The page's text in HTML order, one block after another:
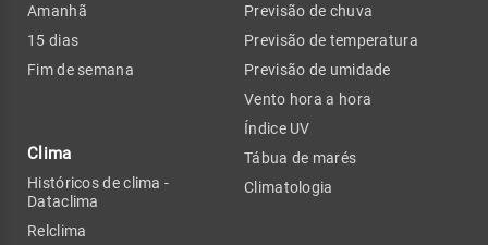
Amanhã
15 dias
Fim de semana
Clima
Históricos de clima -
Dataclima
Relclima
Previsão de chuva
Previsão de temperatura
Previsão de umidade
Vento hora a hora
Índice UV
Tábua de marés
Climatologia